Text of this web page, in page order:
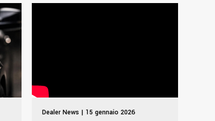
Dealer News | 15 gennaio 2026